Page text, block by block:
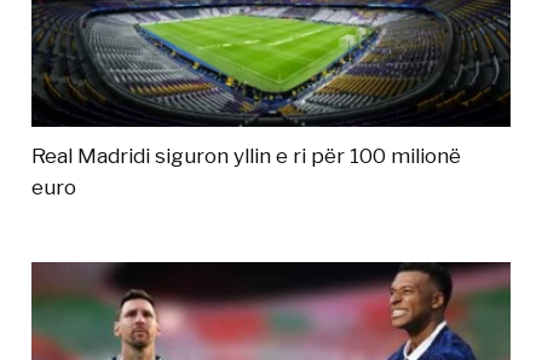
Real Madridi siguron yllin e ri për 100 milionë
euro